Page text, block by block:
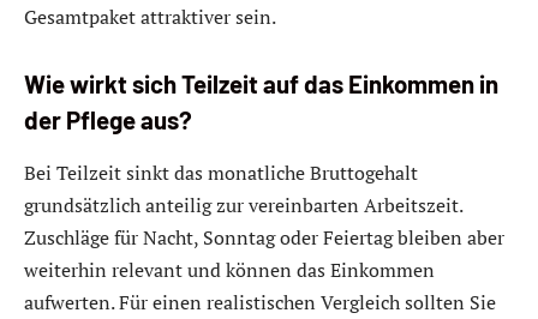
Gesamtpaket attraktiver sein.
Wie wirkt sich Teilzeit auf das Einkommen in
der Pflege aus?
Bei Teilzeit sinkt das monatliche Bruttogehalt
grundsätzlich anteilig zur vereinbarten Arbeitszeit.
Zuschläge für Nacht, Sonntag oder Feiertag bleiben aber
weiterhin relevant und können das Einkommen
aufwerten. Für einen realistischen Vergleich sollten Sie